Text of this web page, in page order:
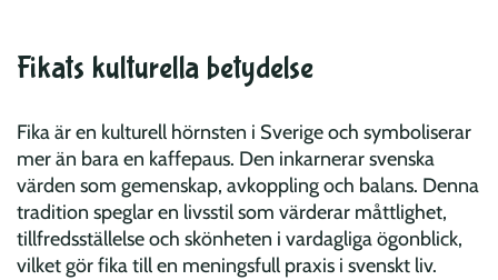
Fikats kulturella betydelse
Fika är en kulturell hörnsten i Sverige och symboliserar
mer än bara en kaffepaus. Den inkarnerar svenska
värden som gemenskap, avkoppling och balans. Denna
tradition speglar en livsstil som värderar måttlighet,
tillfredsställelse och skönheten i vardagliga ögonblick,
vilket gör fika till en meningsfull praxis i svenskt liv.